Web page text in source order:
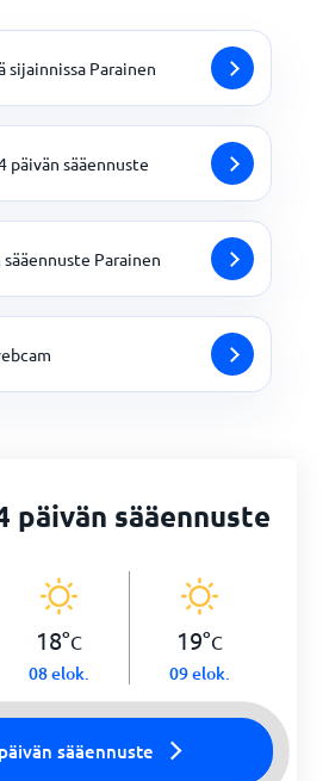
sijainnissa Parainen
päivän sääennuste
Parainen
päivän sääennuste
18°C
08 elok.
19°C
09 elok.
sääennuste